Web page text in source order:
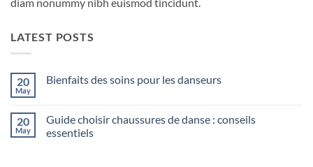
LATEST POSTS
20
May
Bienfaits des soins pour les danseurs
Bienfaits
des
soins
20
May
Guide choisir chaussures de danse : conseils
essentiels